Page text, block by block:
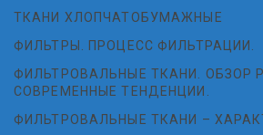
ТКАНИ ХЛОПЧАТОБУМАЖНЫЕ
ФИЛЬТРЫ. ПРОЦЕСС ФИЛЬТРАЦИИ.
ФИЛЬТРОВАЛЬНЫЕ ТКАНИ. ОБЗОР
СОВРЕМЕННЫЕ ТЕНДЕНЦИИ.
ФИЛЬТРОВАЛЬНЫЕ ТКАНИ –